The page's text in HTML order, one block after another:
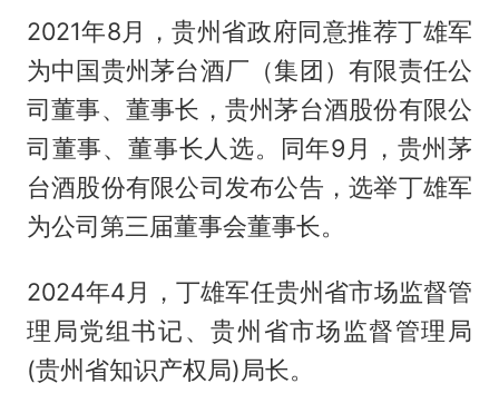
2021年8月，贵州省政府同意推荐丁雄军
为中国贵州茅台酒厂（集团）有限责任公
司董事、董事长，贵州茅台酒股份有限公
司董事、董事长人选。同年9月，贵州茅
台酒股份有限公司发布公告，选举丁雄军
为公司第三届董事会董事长。
2024年4月，丁雄军任贵州省市场监督管
理局党组书记、贵州省市场监督管理局
(贵州省知识产权局)局长。